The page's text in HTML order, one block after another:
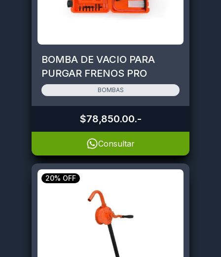
BOMBA DE VACIO PARA
PURGAR FRENOS PRO
HAMILTON BOMBAS
$78,850.00.-
Consultar
20% OFF